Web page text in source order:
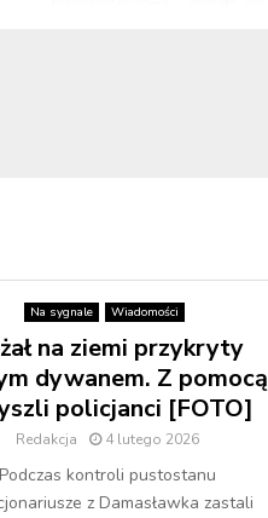
Na sygnale Wiadomości
na ziemi przykryty
dywanem. Z pomocą
policjanci [FOTO]
Redakcja 4 lutego 2026
Podczas kontroli pustostanu
z Damasławka zastali